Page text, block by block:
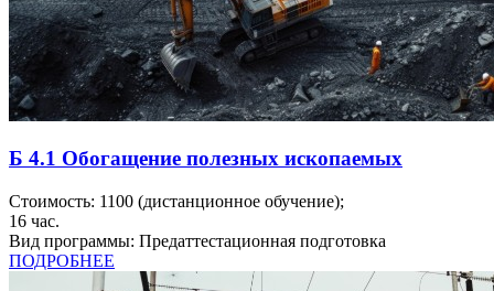
Б 4.1 Обогащение полезных ископаемых
Стоимость: 1100 (дистанционное обучение);
16 час.
Вид программы: Предаттестационная подготовка
ПОДРОБНЕЕ